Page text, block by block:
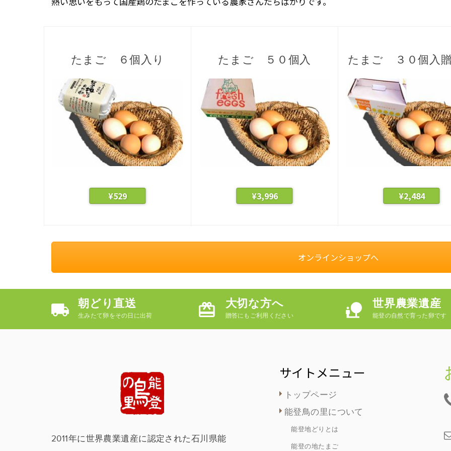
たまご ６個入り
¥529
たまご ５０個入
¥3,996
たまご ３０個入
¥2,484
オンラインショップへ
朝どり直送
生みたて卵をその日に出荷
大切な方へ
贈答にもご利用ください
世界農業遺産
能登の自然で育った卵です
2011年に世界農業遺産に認定された石川県能
サイトメニュー
トップページ
能登鳥の里について
能登地どりとは
能登の地たまご